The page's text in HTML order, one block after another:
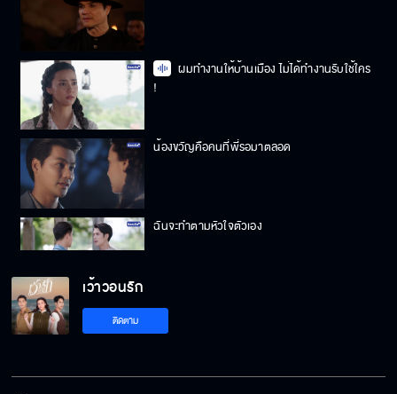
ผมทำงานให้บ้านเมือง ไม่ได้ทำงานรับใช้ใคร
!
น้องขวัญคือคนที่พี่รอมาตลอด
ฉันจะทำตามหัวใจตัวเอง
ฉันจะไม่มาให้คุณเห็นหน้าอีก
เว้าวอนรัก
ติดตาม